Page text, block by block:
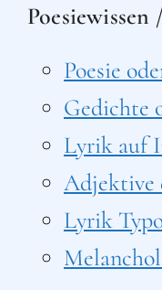
Poesiewissen
Poesie
Gedichte
Lyrik auf
Adjektive
Lyrik